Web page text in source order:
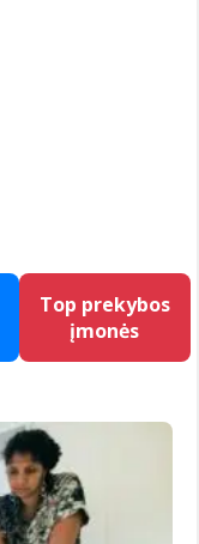
Top prekybos
įmonės